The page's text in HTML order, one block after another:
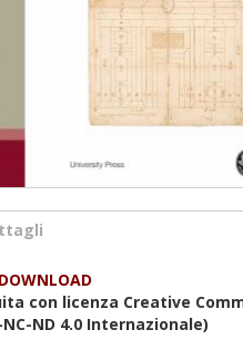
con licenza Creative
ND 4.0 Internazionale)